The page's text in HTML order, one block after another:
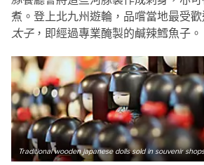
煮。登上北九州遊輪，品嚐當地最受
太子，即經過專業醃製的鹹辣鱈魚子。
Traditional wooden japanese dolls sold in souvenir